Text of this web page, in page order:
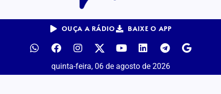
OUÇA A RÁDIO BAIXE O APP
quinta-feira, 06 de agosto de 2026